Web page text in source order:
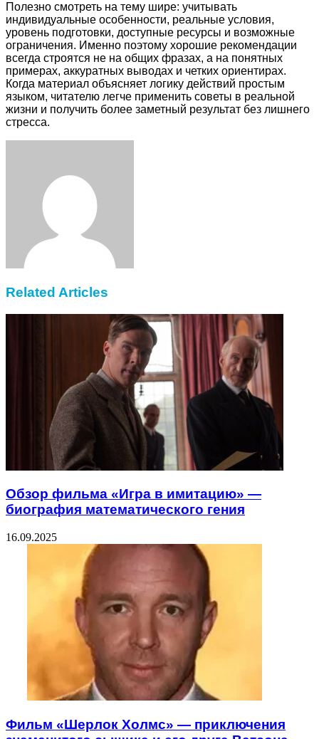
Полезно смотреть на тему шире: учитывать
индивидуальные особенности, реальные условия,
уровень подготовки, доступные ресурсы и возможные
ограничения. Именно поэтому хорошие рекомендации
всегда строятся не на общих фразах, а на понятных
примерах, аккуратных выводах и четких ориентирах.
Когда материал объясняет логику действий простым
языком, читателю легче применить советы в реальной
жизни и получить более заметный результат без лишнего
стресса.
Related Articles
Обзор фильма «Игра в имитацию» —
биография математического гения
16.09.2025
Фильм «Шерлок Холмс» — приключения